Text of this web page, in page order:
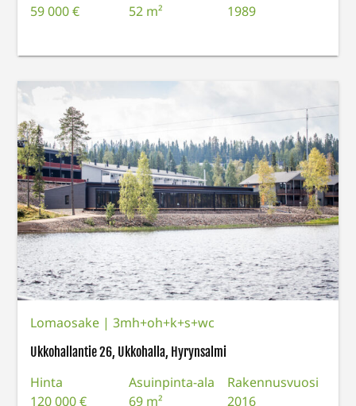
59 000 €
52 m²
1989
Lomaosake |3mh+oh+k+s+wc
Ukkohallantie 26, Ukkohalla, Hyrynsalmi
Hinta
120 000 €
Asuinpinta-ala
69 m²
Rakennusvuosi
2016